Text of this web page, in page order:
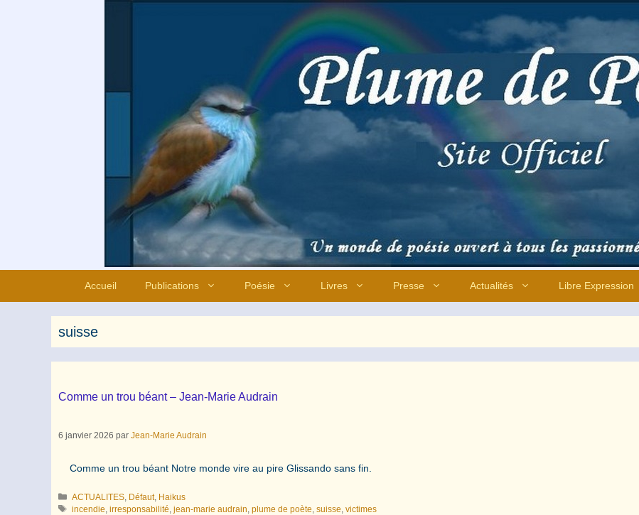
Accueil Publications Poésie Livres Presse Actualités Libre Expression
suisse
Comme un trou béant – Jean-Marie Audrain
6 janvier 2026 par Jean-Marie Audrain
Comme un trou béant Notre monde vire au pire Glissando sans fin.
Catégories
ACTUALITES Défaut, Haikus
Étiquettes
incendie ,irresponsabilité ,jean-marie audrain ,plume de poète ,suisse ,victimes